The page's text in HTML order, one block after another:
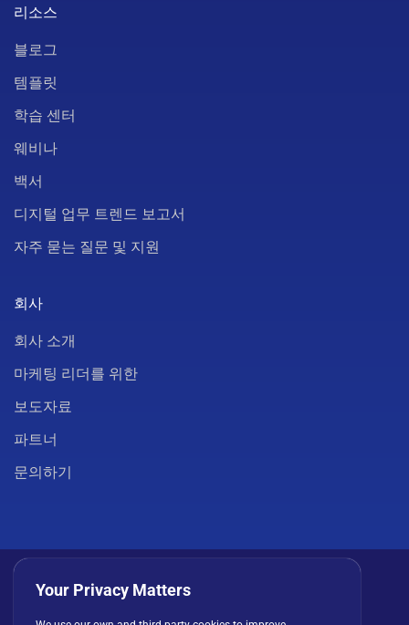
리소스
블로그
템플릿
학습 센터
웨비나
백서
디지털 업무 트렌드 보고서
자주 묻는 질문 및 지원
회사
회사 소개
마케팅 리더를 위한
보도자료
파트너
문의하기
Your Privacy Matters